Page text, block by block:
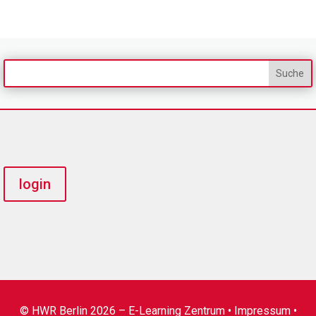
login
© HWR Berlin 2026 – E-Learning Zentrum • Impressum•